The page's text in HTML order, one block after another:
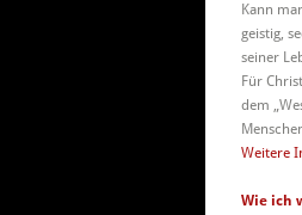
Kann
geistig,
seiner
Für
dem
Weitere
Wie ich